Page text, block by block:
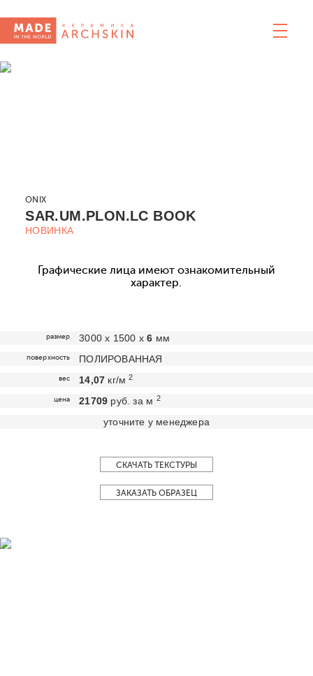
ONIX
SAR.UM.PLON.LC BOOK
НОВИНКА
Графические лица имеют ознакомительный
характер.
размер 3000 х 1500 х6 мм
поверхность ПОЛИРОВАННАЯ
вес 14,07 кг/м2
цена 21709 руб. за м 2
уточните у менеджера
СКАЧАТЬ ТЕКСТУРЫ
ЗАКАЗАТЬ ОБРАЗЕЦ